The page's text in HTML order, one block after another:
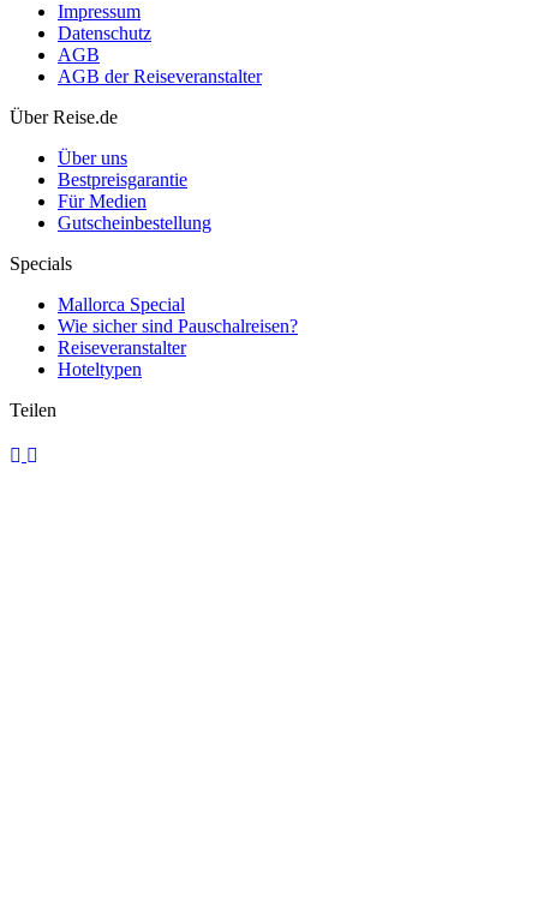
Büro in Rabat – was das für deinen Lastminute-Urlaub bedeutet
Impressum
Datenschutz
AGB
AGB der Reiseveranstalter
Über Reise.de
Über uns
Bestpreisgarantie
Für Medien
Gutscheinbestellung
Specials
Mallorca Special
Wie sicher sind Pauschalreisen?
Reiseveranstalter
Hoteltypen
Teilen